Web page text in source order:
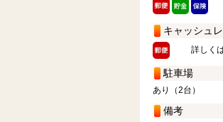
キャッシュ
詳しく
駐車場
あり（2台）
備考